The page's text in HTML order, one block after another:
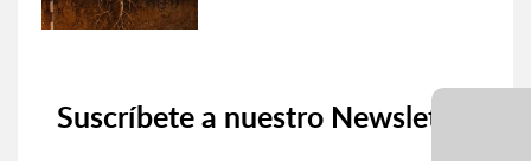
Suscríbete a nuestro Newsletter